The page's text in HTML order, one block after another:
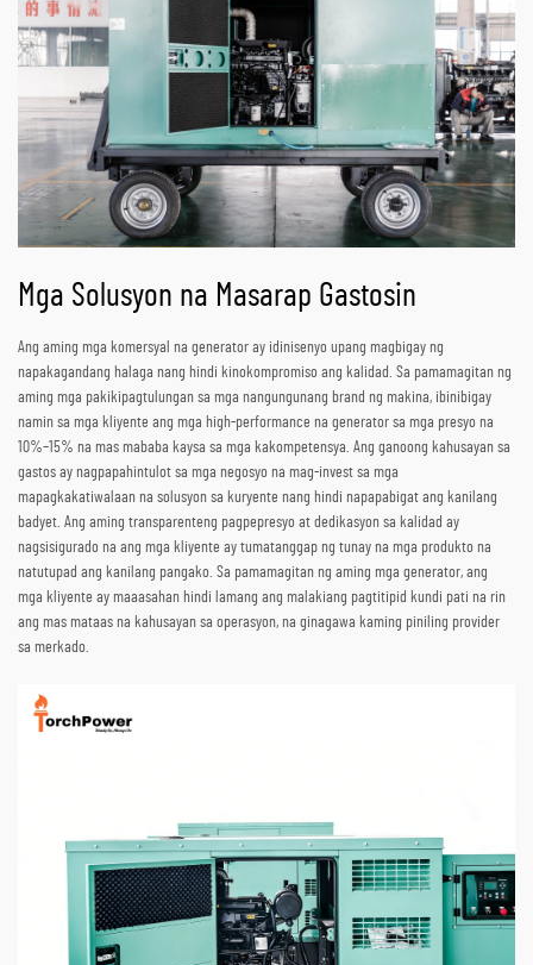
Mga Solusyon na Masarap Gastosin
Ang aming mga komersyal na generator ay idinisenyo upang magbigay ng
napakagandang halaga nang hindi kinokompromiso ang kalidad. Sa pamamagitan ng
aming mga pakikipagtulungan sa mga nangungunang brand ng makina, ibinibigay
namin sa mga kliyente ang mga high-performance na generator sa mga presyo na
10%–15% na mas mababa kaysa sa mga kakompetensya. Ang ganoong kahusayan sa
gastos ay nagpapahintulot sa mga negosyo na mag-invest sa mga
mapagkakatiwalaan na solusyon sa kuryente nang hindi napapabigat ang kanilang
badyet. Ang aming transparenteng pagpepresyo at dedikasyon sa kalidad ay
nagsisigurado na ang mga kliyente ay tumatanggap ng tunay na mga produkto na
natutupad ang kanilang pangako. Sa pamamagitan ng aming mga generator, ang
mga kliyente ay maaasahan hindi lamang ang malakiang pagtitipid kundi pati na rin
ang mas mataas na kahusayan sa operasyon, na ginagawa kaming piniling provider
sa merkado.